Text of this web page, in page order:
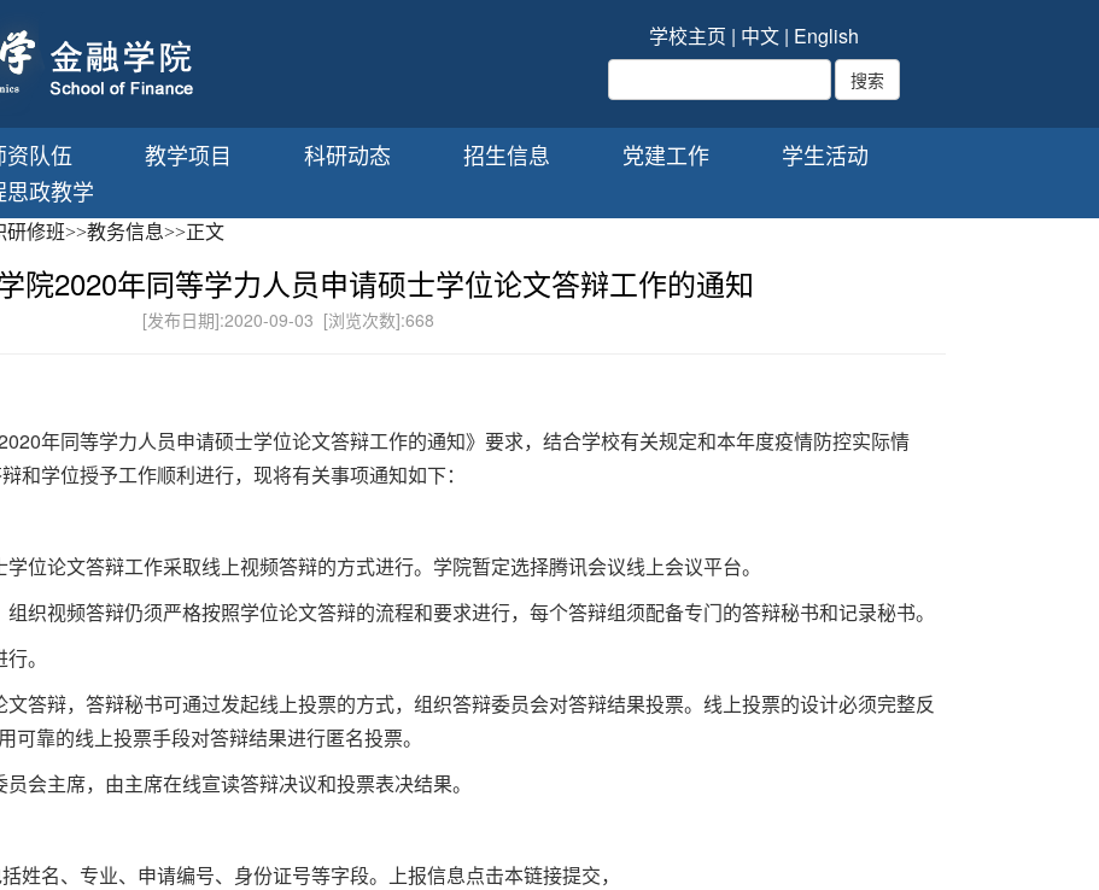
学校主页 | 中文 | English
资队伍 教学项目 科研动态 招生信息 党建工作
学生活动
思政教学
研修班>>教务信息>>正文
院2020年同等学力人员申请硕士学位论文答辩工作的通知
[发布日期]:2020-09-03 [浏览次数]:668
年同等学力人员申请硕士学位论文答辩工作的通知》要求，结合学校有关规定和本年度疫情防控实际情
和学位授予工作顺利进行，现将有关事项通知如下：
位论文答辩工作采取线上视频答辩的方式进行。学院暂定选择腾讯会议线上会议平台。
织视频答辩仍须严格按照学位论文答辩的流程和要求进行，每个答辩组须配备专门的答辩秘书和记录秘书。
。
答辩，答辩秘书可通过发起线上投票的方式，组织答辩委员会对答辩结果投票。线上投票的设计必须完整反
靠的线上投票手段对答辩结果进行匿名投票。
会主席，由主席在线宣读答辩决议和投票表决结果。
姓名、专业、申请编号、身份证号等字段。上报信息点击本链接提交，